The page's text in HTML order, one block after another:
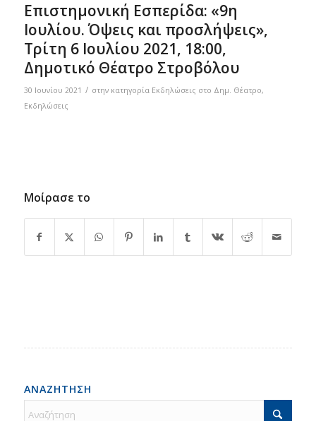
Επιστημονική Εσπερίδα: «9η
Ιουλίου. Όψεις και προσλήψεις»,
Τρίτη 6 Ιουλίου 2021, 18:00,
Δημοτικό Θέατρο Στροβόλου
30 Ιουνίου 2021 / στην κατηγορία Eκδηλώσεις στο Δημ. Θέατρο,
Εκδηλώσεις
Μοίρασε το
ΑΝΑΖΗΤΗΣΗ